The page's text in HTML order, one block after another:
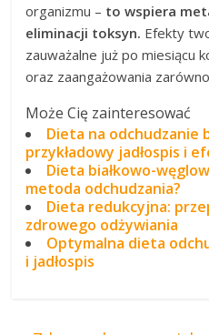
organizmu – to wspiera
eliminacji toksyn. Efekty
zauważalne już po miesiącu
oraz zaangażowania
Może Cię zainteresować
Dieta na odchudzanie
przykładowy jadłospis i
Dieta białkowo-
metoda odchudzania?
Dieta redukcyjna:
zdrowego odżywiania
Optymalna dieta
i jadłospis